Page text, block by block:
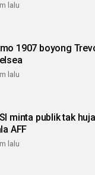
lalu
1907 boyong
lalu
minta publik tak
AFF
lalu